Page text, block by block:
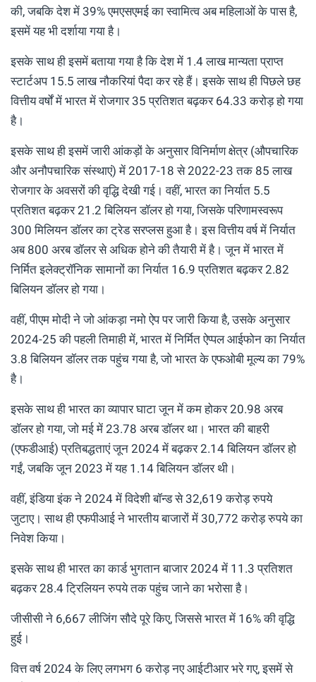
की, जबकि देश में 39% एमएसएमई का स्वामित्व अब महिलाओं के पास है,
इसमें यह भी दर्शाया गया है।
इसके साथ ही इसमें बताया गया है कि देश में 1.4 लाख मान्यता प्राप्त
स्टार्टअप 15.5 लाख नौकरियां पैदा कर रहे हैं। इसके साथ ही पिछले छह
वित्तीय वर्षों में भारत में रोजगार 35 प्रतिशत बढ़कर 64.33 करोड़ हो गया
है।
इसके साथ ही इसमें जारी आंकड़ों के अनुसार विनिर्माण क्षेत्र (औपचारिक
और अनौपचारिक संस्थाएं) में 2017-18 से 2022-23 तक 85 लाख
रोजगार के अवसरों की वृद्धि देखी गई। वहीं, भारत का निर्यात 5.5
प्रतिशत बढ़कर 21.2 बिलियन डॉलर हो गया, जिसके परिणामस्वरूप
300 मिलियन डॉलर का ट्रेड सरप्लस हुआ है। इस वित्तीय वर्ष में निर्यात
अब 800 अरब डॉलर से अधिक होने की तैयारी में है। जून में भारत में
निर्मित इलेक्ट्रॉनिक सामानों का निर्यात 16.9 प्रतिशत बढ़कर 2.82
बिलियन डॉलर हो गया।
वहीं, पीएम मोदी ने जो आंकड़ा नमो ऐप पर जारी किया है, उसके अनुसार
2024-25 की पहली तिमाही में, भारत में निर्मित ऐप्पल आईफोन का निर्यात
3.8 बिलियन डॉलर तक पहुंच गया है, जो भारत के एफओबी मूल्य का 79%
है।
इसके साथ ही भारत का व्यापार घाटा जून में कम होकर 20.98 अरब
डॉलर हो गया, जो मई में 23.78 अरब डॉलर था। भारत की बाहरी
(एफडीआई) प्रतिबद्धताएं जून 2024 में बढ़कर 2.14 बिलियन डॉलर हो
गईं, जबकि जून 2023 में यह 1.14 बिलियन डॉलर थी।
वहीं, इंडिया इंक ने 2024 में विदेशी बॉन्ड से 32,619 करोड़ रुपये
जुटाए। साथ ही एफपीआई ने भारतीय बाजारों में 30,772 करोड़ रुपये का
निवेश किया।
इसके साथ ही भारत का कार्ड भुगतान बाजार 2024 में 11.3 प्रतिशत
बढ़कर 28.4 ट्रिलियन रुपये तक पहुंच जाने का भरोसा है।
जीसीसी ने 6,667 लीजिंग सौदे पूरे किए, जिससे भारत में 16% की वृद्धि
हुई।
वित्त वर्ष 2024 के लिए लगभग 6 करोड़ नए आईटीआर भरे गए, इसमें से